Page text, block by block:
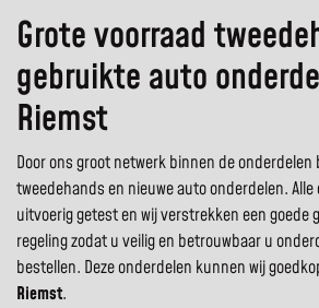
Grote voorraad
gebruikte auto
Riemst
Door ons groot netwerk binnen de
tweedehands en nieuwe auto onderdelen.
uitvoerig getest en wij verstrekken een goede
regeling zodat u veilig en betrouwbaar u
bestellen. Deze onderdelen kunnen wij
Riemst.